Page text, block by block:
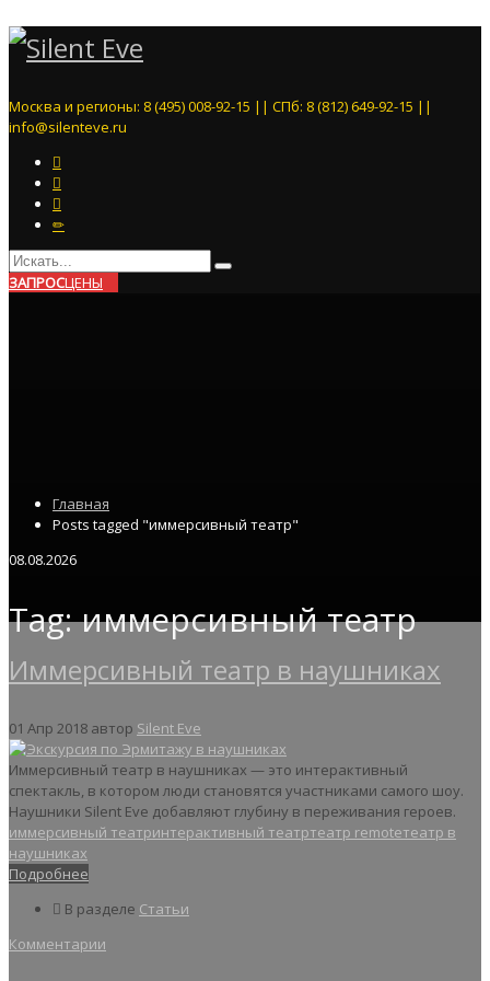
Москва и регионы: 8 (495) 008-92-15 || СПб: 8 (812) 649-92-15 ||
info@silenteve.ru
ЗАПРОСЦЕНЫ
Главная
Posts tagged "иммерсивный театр"
08.08.2026
Tag: иммерсивный театр
Иммерсивный театр в наушниках
01 Апр 2018 автор Silent Eve
Иммерсивный театр в наушниках — это интерактивный
спектакль, в котором люди становятся участниками самого шоу.
Наушники Silent Eve добавляют глубину в переживания героев.
иммерсивный театринтерактивный театртеатр remoteтеатр в
наушниках
Подробнее
В разделе Статьи
Комментарии